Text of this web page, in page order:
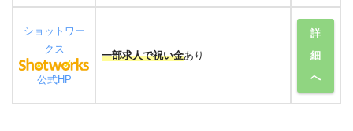
ショットワー
クス
公式HP
一部求人で祝い金あり
詳
細
へ